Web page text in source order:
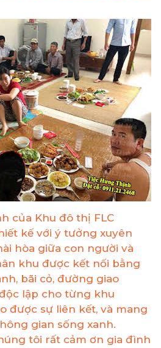
của Khu đô thị FLC
kế với ý tưởng xuyên
hòa giữa con người và
khu được kết nối bằng
bãi cỏ, đường giao
lập cho từng khu
được sự liên kết, và mang
gian sống xanh.
tôi rất cảm ơn gia đình